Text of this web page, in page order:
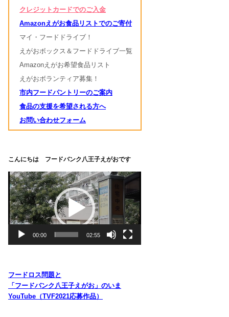
クレジットカードでのご入金
Amazonえがお食品リストでのご寄付
マイ・フードドライブ！
えがおボックス＆フードドライブ一覧
Amazonえがお希望食品リスト
えがおボランティア募集！
市内フードパントリーのご案内
食品の支援を希望される方へ
お問い合わせフォーム
こんにちは フードバンク八王子えがおです
動
画
プ
レ
ー
00:00 02:55
フードロス問題と
「フードバンク八王子えがお」のいま
YouTube（TVF2021応募作品）